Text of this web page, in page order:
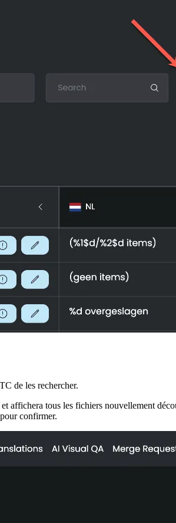
de les rechercher.
affichera tous les fichiers nouvellement
pour confirmer.